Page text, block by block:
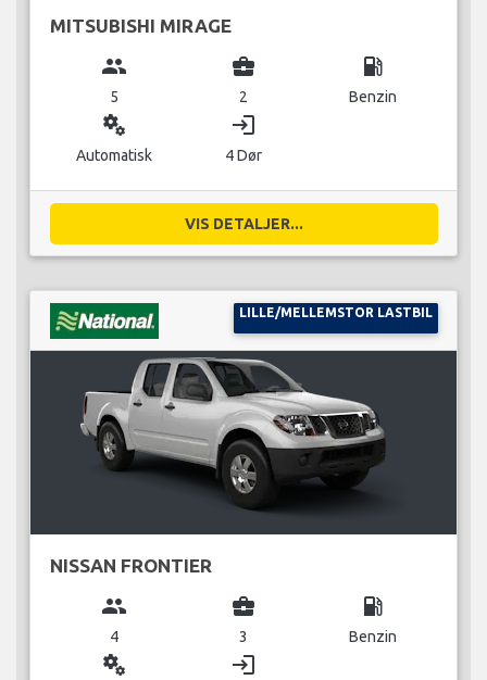
MITSUBISHI MIRAGE
group
5
business_center
2
local_gas_station
Benzin
miscellaneous_services
Automatisk
login
4 Dør
VIS DETALJER...
LILLE/MELLEMSTOR LASTBIL
NISSAN FRONTIER
group
4
business_center
3
local_gas_station
Benzin
miscellaneous_services login